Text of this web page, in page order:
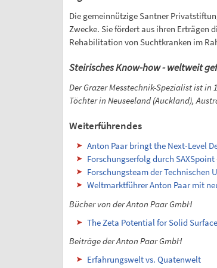
Die gemeinnützige Santner
Zwecke. Sie fördert aus ihren Erträgen
Rehabilitation von Suchtkranken im
Steirisches Know-how - weltweit
Der Grazer Messtechnik-Spezialist ist
Töchter in Neuseeland (Auckland),
Weiterführendes
Anton Paar bringt the Next-Level
Forschungserfolg durch SAXSpoint
Forschungsteam der Technischen
Weltmarktführer Anton Paar mit
Bücher von der Anton Paar GmbH
The Zeta Potential for Solid
Beiträge der Anton Paar GmbH
Erfahrungswelt vs. Quatenwelt